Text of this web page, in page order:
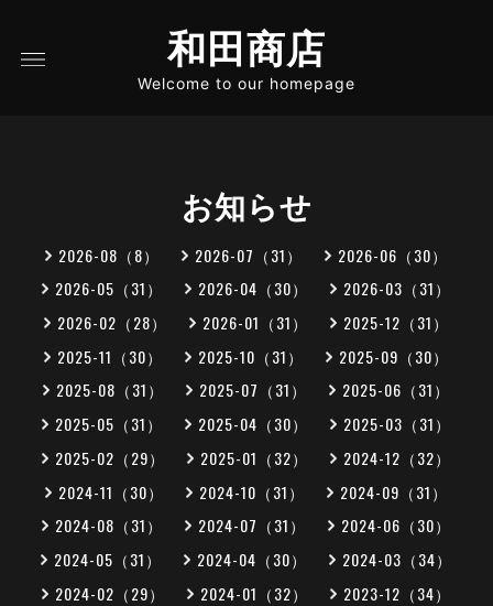
和田商店
Welcome to our homepage
お知らせ
2026-08（8） 2026-07（31）
2026-06（30）
2026-05（31）
2026-04（30）
2026-03（31）
2026-02（28）
2026-01（31）
2025-12（31）
2025-11（30）
2025-10（31）
2025-09（30）
2025-08（31）
2025-07（31）
2025-06（31）
2025-05（31）
2025-04（30）
2025-03（31）
2025-02（29）
2025-01（32）
2024-12（32）
2024-11（30）
2024-10（31）
2024-09（31）
2024-08（31）
2024-07（31）
2024-06（30）
2024-05（31）
2024-04（30）
2024-03（34）
2024-02（29）
2024-01（32）
2023-12（34）